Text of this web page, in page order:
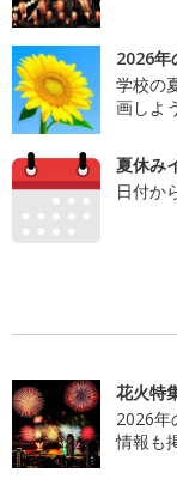
2026年
学校の
画しよ
夏休み
日付か
花火特
2026年
情報も